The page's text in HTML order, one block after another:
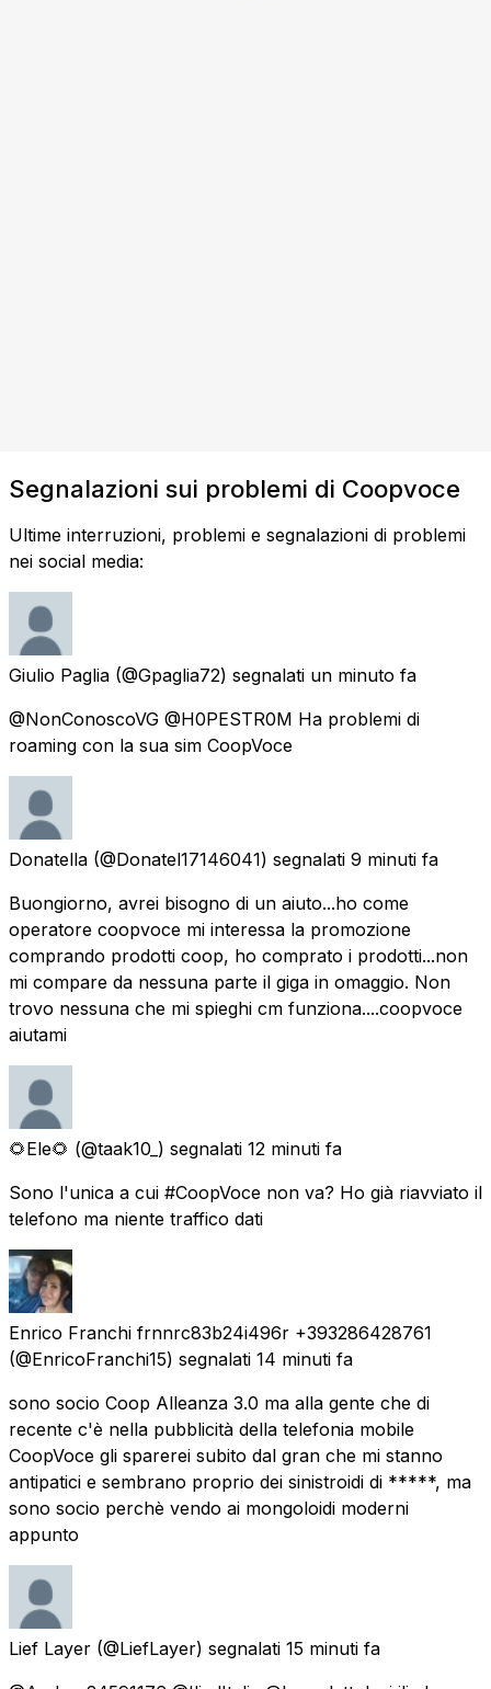
Segnalazioni sui problemi di Coopvoce
Ultime interruzioni, problemi e segnalazioni di problemi
nei social media:
Giulio Paglia (@Gpaglia72) segnalati un minuto fa
@NonConoscoVG @H0PESTR0M Ha problemi di
roaming con la sua sim CoopVoce
Donatella (@Donatel17146041) segnalati 9 minuti fa
Buongiorno, avrei bisogno di un aiuto...ho come
operatore coopvoce mi interessa la promozione
comprando prodotti coop, ho comprato i prodotti...non
mi compare da nessuna parte il giga in omaggio. Non
trovo nessuna che mi spieghi cm funziona....coopvoce
aiutami
🌻Ele🌻 (@taak10_) segnalati 12 minuti fa
Sono l'unica a cui #CoopVoce non va? Ho già riavviato il
telefono ma niente traffico dati
Enrico Franchi frnnrc83b24i496r +393286428761
(@EnricoFranchi15) segnalati 14 minuti fa
sono socio Coop Alleanza 3.0 ma alla gente che di
recente c'è nella pubblicità della telefonia mobile
CoopVoce gli sparerei subito dal gran che mi stanno
antipatici e sembrano proprio dei sinistroidi di *****, ma
sono socio perchè vendo ai mongoloidi moderni
appunto
Lief Layer (@LiefLayer) segnalati 15 minuti fa